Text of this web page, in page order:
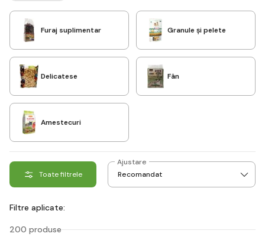
Furaj suplimentar Granule și pelete
Delicatese Fân
Amestecuri
Toate filtrele
Ajustare
Filtre aplicate:
200 produse